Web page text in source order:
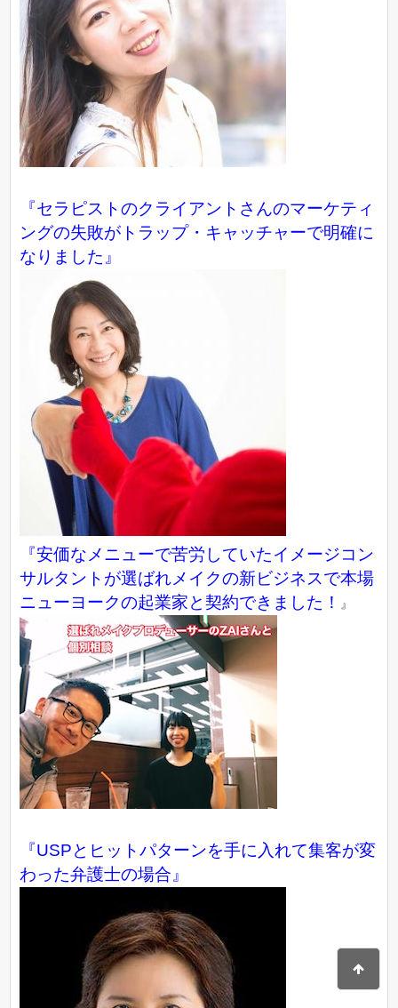
『セラピストのクライアントさんのマーケティ
ングの失敗がトラップ・キャッチャーで明確に
なりました』
『安価なメニューで苦労していたイメージコン
サルタントが選ばれメイクの新ビジネスで本場
ニューヨークの起業家と契約できました！
』
『USPとヒットパターンを手に入れて集客が変
わった弁護士の場合』